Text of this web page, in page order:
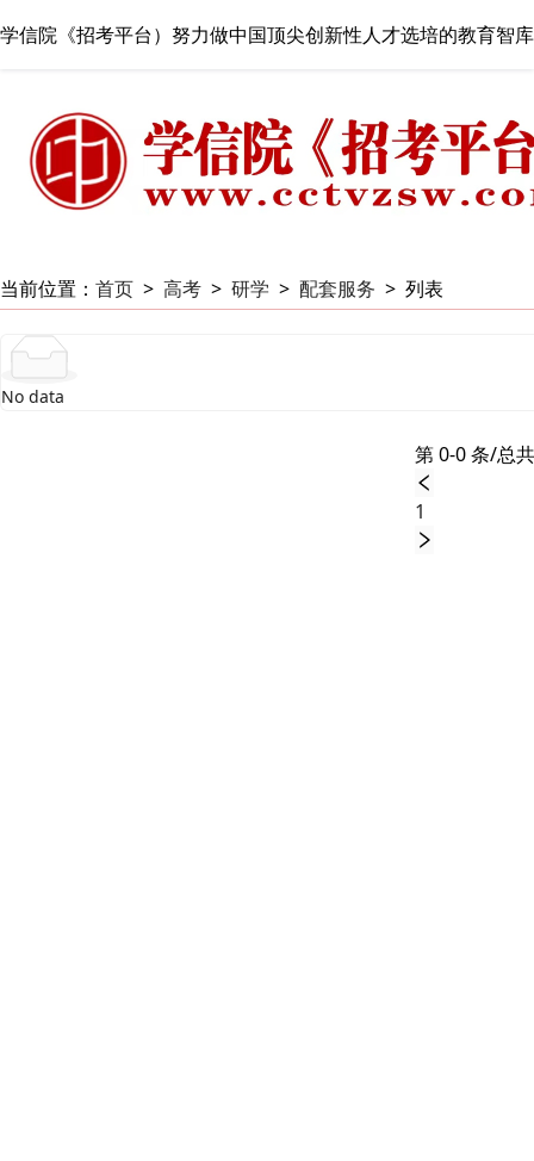
学信院《招考平台）努力做中国顶尖创新性人才选培的教育智库
当前位置： 首页 > 高考 > 研学 > 配套服务 > 列表
No data
第 0-0 条/总
1